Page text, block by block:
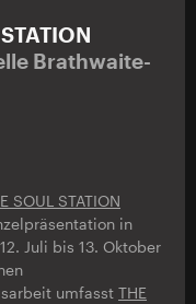
Brathwaite-
SOUL STATION
in
Juli bis 13. Oktober
umfasst THE